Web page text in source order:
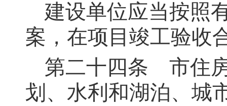
建设单位应当按照
案，在项目竣工验收
第二十四条 市住
划、水利和湖泊、城